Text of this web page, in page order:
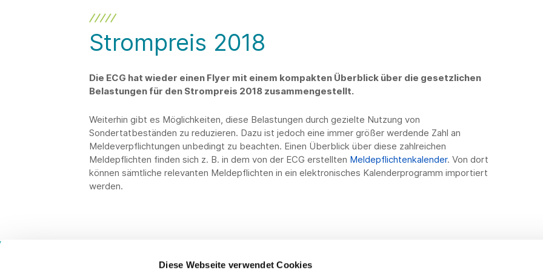
Diese Webseite verwendet Cookies
Strompreis 2018
Die ECG hat wieder einen Flyer mit einem kompakten Überblick über die gesetzlichen
Belastungen für den Strompreis 2018 zusammengestellt.
Weiterhin gibt es Möglichkeiten, diese Belastungen durch gezielte Nutzung von
Sondertatbeständen zu reduzieren. Dazu ist jedoch eine immer größer werdende Zahl an
Meldeverpflichtungen unbedingt zu beachten. Einen Überblick über diese zahlreichen
Meldepflichten finden sich z. B. in dem von der ECG erstellten Meldepflichtenkalender. Von dort
können sämtliche relevanten Meldepflichten in ein elektronisches Kalenderprogramm importiert
werden.